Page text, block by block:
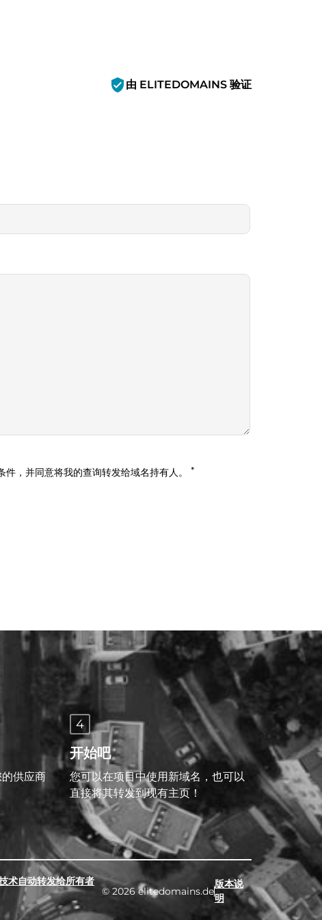
verified_user 由 ELITEDOMAINS 验证
供应商
4
开始吧
您可以在项目中使用新域名，也可以
直接将其转发到现有主页！
术自动转发给所有者
© 2026 elitedomains.de
版本说
明